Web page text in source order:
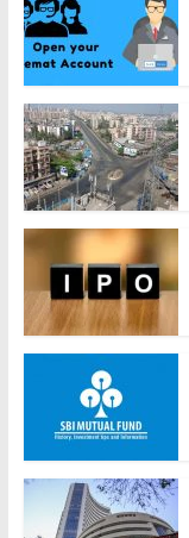
e
b
o
o
k
er